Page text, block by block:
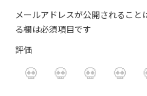
メールアドレスが公開されること
る欄は必須項目です
評価